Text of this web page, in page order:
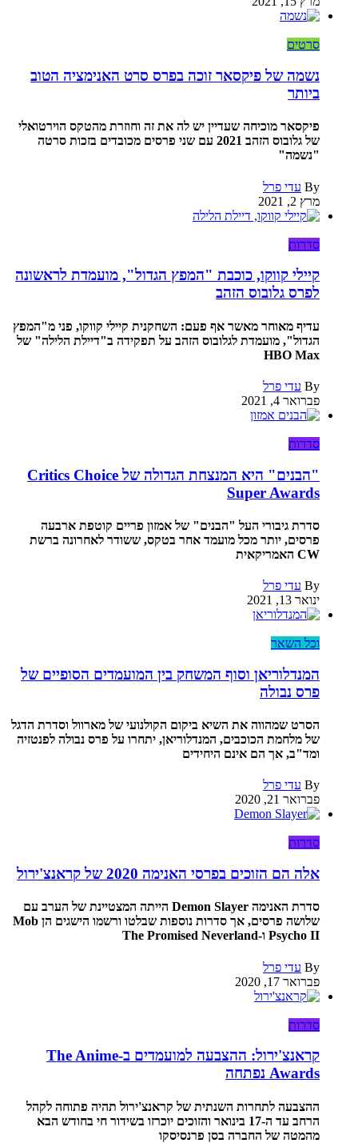
סרטים
נשמה של פיקסאר זוכה בפרס סרט האנימציה הטוב
ביותר
פיקסאר מוכיחה שעדיין יש לה את זה וחוזרת מהטקס הוירטואלי
של גלובוס הזהב 2021 עם שני פרסים מכובדים בזכות סרטה
"נשמה"
By עדי פרל
מרץ 2, 2021
סדרות
קיילי קווקו, כוכבת "המפץ הגדול", מועמדת לראשונה
לפרס גלובוס הזהב
עדיף מאוחר מאשר אף פעם: השחקנית קיילי קווקו, פני מ"המפץ
הגדול", מועמדת לגלובוס הזהב על תפקידה ב"דיילת הלילה" של
HBO Max
By עדי פרל
פברואר 4, 2021
סדרות
"הבנים" היא המנצחת הגדולה של Critics Choice
Super Awards
סדרת גיבורי העל "הבנים" של אמזון פריים קוטפת ארבעה
פרסים, יותר מכל מועמד אחר בטקס, ששודר לאחרונה ברשת
CW האמריקאית
By עדי פרל
ינואר 13, 2021
וכל השאר
המנדלוריאן וסוף המשחק בין המועמדים הסופיים של
פרס נבולה
הסרט שמהווה את השיא ביקום הקולנועי של מארוול וסדרת הדגל
של מלחמת הכוכבים, המנדלוריאן, יתחרו על פרס נבולה לפנטזיה
ומד"ב, אך הם אינם היחידים
By עדי פרל
פברואר 21, 2020
סדרות
אלה הם הזוכים בפרסי האנימה 2020 של קראנצ'ירול
סדרת האנימה Demon Slayer הייתה המצטיינת של הערב עם
שלושה פרסים, אך סדרות נוספות שבלטו ורשמו הישגים הן Mob
Psycho II ו-The Promised Neverland
By עדי פרל
פברואר 17, 2020
סדרות
קראנצ'ירול: ההצבעה למועמדים ב-The Anime
Awards נפתחה
ההצבעה לתחרות השנתית של קראנצ'ירול תהיה פתוחה לקהל
הרחב עד ה-17 בינואר והזוכים יוכרזו בשידור חי בחודש הבא
מהמטה של החברה בסן פרנסיסקו